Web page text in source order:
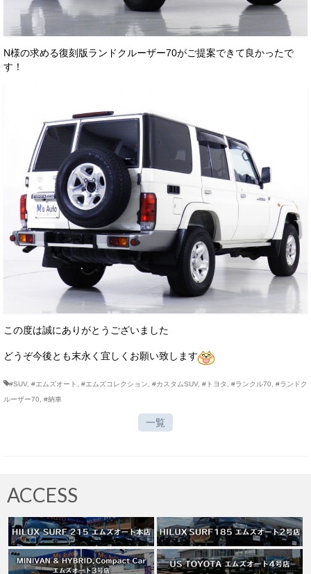
N様の求める復刻版ランドクルーザー70がご提案できて良かったで
す！
この度は誠にありがとうございました
どうぞ今後とも末永く宜しくお願い致します
#SUV, #エムズオート #エムズコレクション #カスタムSUV, #トヨタ #ランクル70
#ランドク
ルーザー70
#納車
一覧
ACCESS